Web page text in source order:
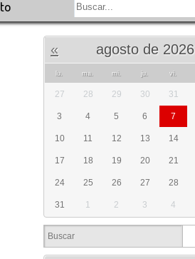
« agosto de 2026
lu. ma. mi. ju. vi.
27 28 29 30 31
3 4 5 6 7
10 11 12 13 14
17 18 19 20 21
24 25 26 27 28
31 1 2 3 4